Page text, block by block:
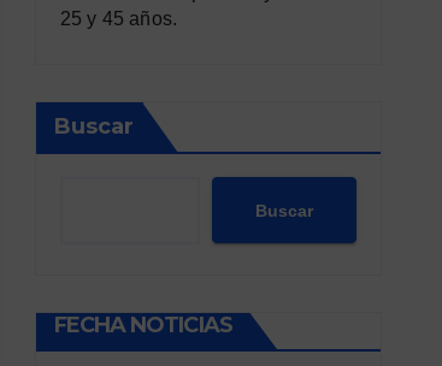
25 y 45 años.
Buscar
Buscar
FECHA NOTICIAS